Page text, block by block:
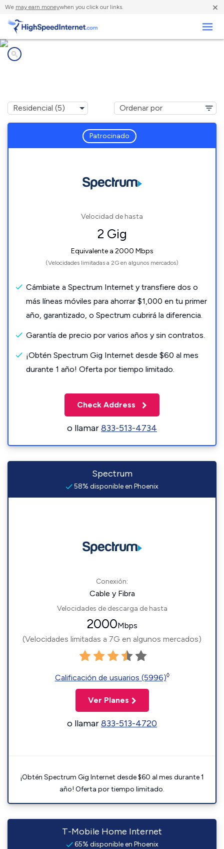
We may earn moneywhen you click our links. ×
Patrocinado
Velocidad de hasta
2 Gig
Equivalente a 2000 Mbps
(Velocidades limitadas a 2G en algunos mercados)
Cámbiate a Spectrum Internet y transfiere dos o
más líneas móviles para ahorrar $1,000 en tu primer
año, garantizado, o Spectrum cubrirá la diferencia.
Garantía de precio por varios años y sin contratos.
¡Obtén Spectrum Gig Internet desde $60 al mes
durante 1 año! Oferta por tiempo limitado.
Check Address
o llamar833-513-4734
Spectrum
58% disponible en Phoenix
Conexión:
Cable y Fibra
Velocidades de descarga de hasta
2000Mbps
(Velocidades limitadas a 7G en algunos mercados)
Calificación de usuarios (5996)◊
Ver Planes
o llamar833-513-4720
¡Obtén Spectrum Gig Internet desde $60 al mes durante 1
año! Oferta por tiempo limitado.
T-Mobile Home Internet
65% disponible en Phoenix